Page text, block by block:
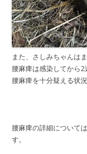
また、さしみちゃんは
腰麻痺は感染してから2
腰麻痺を十分疑える状況
腰麻痺の詳細について
す。